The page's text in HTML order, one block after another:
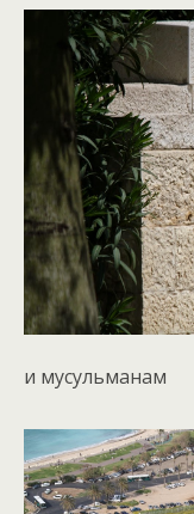
и мусульманам